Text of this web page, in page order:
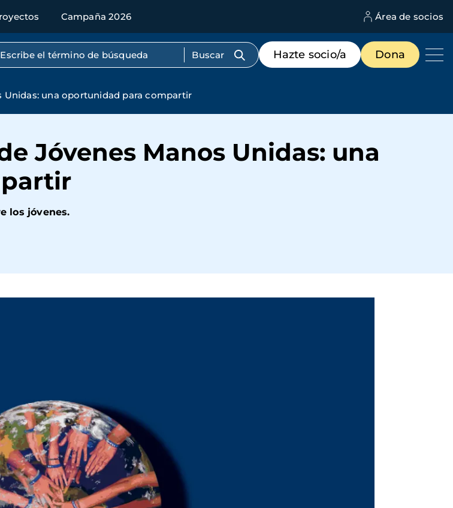
Campaña 2026 Área de socios
Búsqueda por texto completo
Menú
de
destacados
Hazte socio/a Dona
Unidas: una oportunidad para compartir
Jóvenes Manos Unidas: una
los jóvenes.